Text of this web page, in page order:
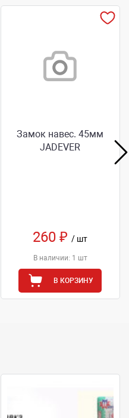
Замок навес. 45мм
JADEVER
260 ₽/ шт
В наличии: 1 шт
В КОРЗИНУ